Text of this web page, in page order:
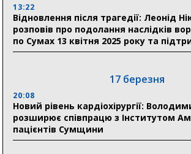
Олексій Романько долучився до
стійкості Сумщини з Прем’єр-
18:11
Місто посилює міжнародну
13:22
Відновлення після трагедії: Леонід
розповів про подолання наслідків
по Сумах 13 квітня 2025 року та
17 березня
20:08
Новий рівень кардіохірургії:
розширює співпрацю з Інститутом
пацієнтів Сумщини